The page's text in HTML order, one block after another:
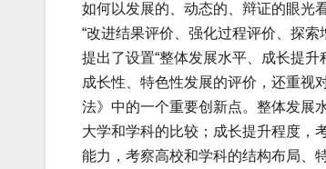
如何以发展的、动态的、辩证的眼光
“改进结果评价、强化过程评价、探
提出了设置“整体发展水平、成长提
成长性、特色性发展的评价，还重视
法》中的一个重要创新点。整体发展
大学和学科的比较；成长提升程度，
能力，考察高校和学科的结构布局、